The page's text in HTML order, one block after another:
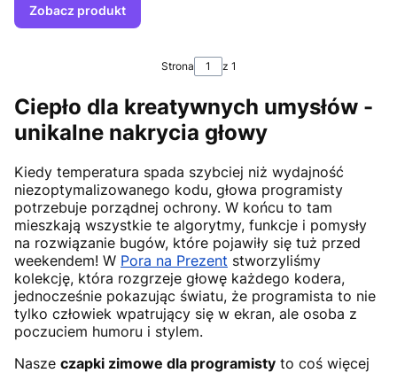
Zobacz produkt
Strona z 1
Ciepło dla kreatywnych umysłów -
unikalne nakrycia głowy
Kiedy temperatura spada szybciej niż wydajność
niezoptymalizowanego kodu, głowa programisty
potrzebuje porządnej ochrony. W końcu to tam
mieszkają wszystkie te algorytmy, funkcje i pomysły
na rozwiązanie bugów, które pojawiły się tuż przed
weekendem! W Pora na Prezent stworzyliśmy
kolekcję, która rozgrzeje głowę każdego kodera,
jednocześnie pokazując światu, że programista to nie
tylko człowiek wpatrujący się w ekran, ale osoba z
poczuciem humoru i stylem.
Nasze czapki zimowe dla programisty to coś więcej